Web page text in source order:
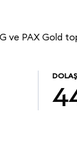
ve PAX Gold